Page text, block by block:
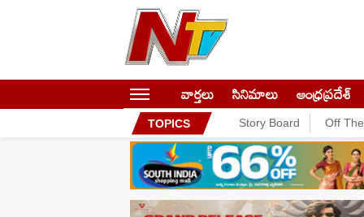
వార్తలు సినిమాలు ఆంధ్రప్రదేశ్
TOPICS Story Board Off